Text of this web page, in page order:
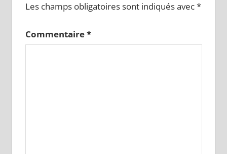
Les champs obligatoires sont indiqués avec*
Commentaire*